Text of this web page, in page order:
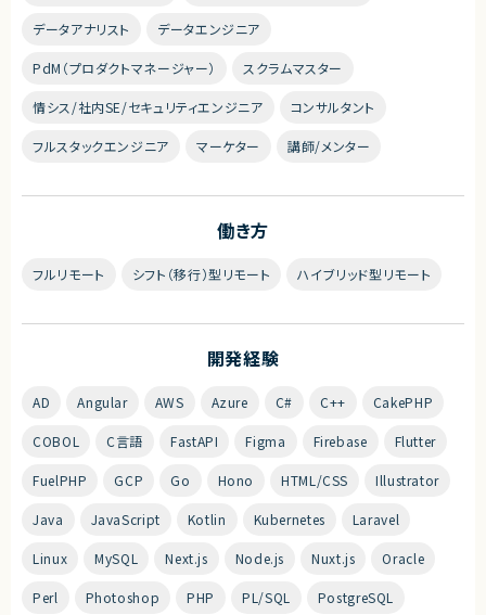
データアナリスト データエンジニア
PdM（プロダクトマネージャー） スクラムマスター
情シス/社内SE/セキュリティエンジニア コンサルタント
フルスタックエンジニア マーケター 講師/メンター
働き方
フルリモート シフト（移行）型リモート ハイブリッド型リモート
開発経験
AD Angular AWS Azure C# C++ CakePHP
COBOL C言語 FastAPI Figma Firebase Flutter
FuelPHP GCP Go Hono HTML/CSS Illustrator
Java JavaScript Kotlin Kubernetes Laravel
Linux MySQL Next.js Node.js Nuxt.js Oracle
Perl Photoshop PHP PL/SQL PostgreSQL